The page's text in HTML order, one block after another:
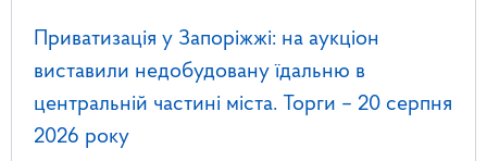
Приватизація у Запоріжжі: на аукціон
виставили недобудовану їдальню в
центральній частині міста. Торги – 20 серпня
2026 року